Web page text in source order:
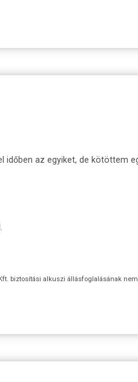
az egyiket, de kötöttem
biztosítási alkuszi állásfoglalásának